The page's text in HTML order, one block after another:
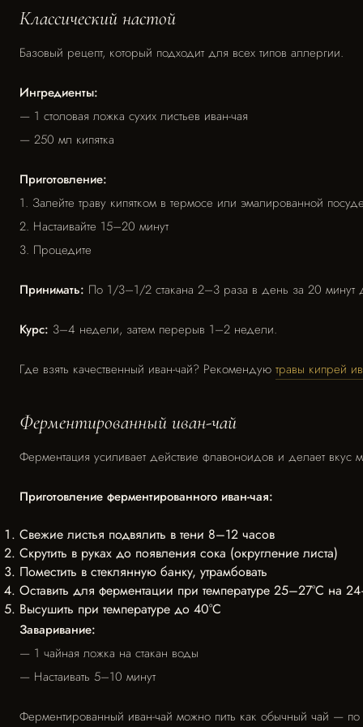
Классический настой
Базовый рецепт, который подходит для всех типов аллергии.
Ингредиенты:
— 1 столовая ложка сухих листьев иван-чая
— 250 мл кипятка
Приготовление:
1. Залейте траву кипятком в термосе или эмалированной
2. Настаивайте 15–20 минут
3. Процедите
Принимать: По 1/3–1/2 стакана 2–3 раза в день за 20 минут
Курс: 3–4 недели, затем перерыв 1–2 недели.
Где взять качественный иван-чай? Рекомендую травы кипрей
Ферментированный иван-чай
Ферментация усиливает действие флавоноидов и делает вкус
Приготовление ферментированного иван-чая:
Свежие листья подвялить в тени 8–12 часов
Скрутить в руках до появления сока (округление листа)
Поместить в стеклянную банку, утрамбовать
Оставить для ферментации при температуре 25–27°C на
Высушить при температуре до 40°C
Заваривание:
— 1 чайная ложка на стакан воды
— Настаивать 5–10 минут
Ферментированный иван-чай можно пить как обычный чай —